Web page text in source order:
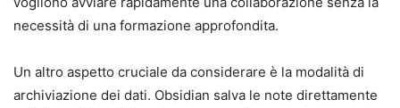
necessità di una formazione approfondita.
Un altro aspetto cruciale da considerare è la modalità di
archiviazione dei dati. Obsidian salva le note direttamente